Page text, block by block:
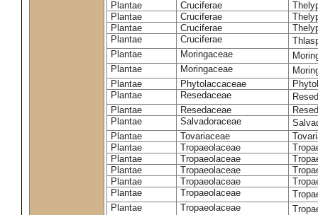
Plantae
Cruciferae
Plantae
Cruciferae
Plantae
Cruciferae
Plantae
Cruciferae
Plantae
Moringaceae
Plantae
Moringaceae
Plantae
Phytolaccaceae
Plantae
Resedaceae
Plantae
Resedaceae
Plantae
Salvadoraceae
Plantae
Tovariaceae
Plantae
Tropaeolaceae
Plantae
Tropaeolaceae
Plantae
Tropaeolaceae
Plantae
Tropaeolaceae
Plantae
Tropaeolaceae
Plantae
Tropaeolaceae